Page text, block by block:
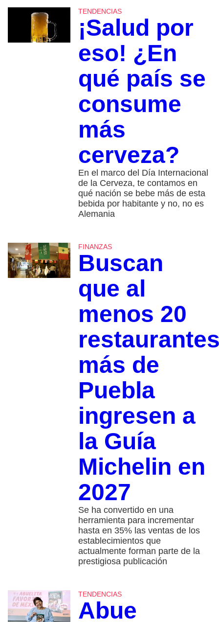
TENDENCIAS
¡Salud por
eso! ¿En
qué país se
consume
más
cerveza?
En el marco del Día Internacional
de la Cerveza, te contamos en
qué nación se bebe más de esta
bebida por habitante y no, no es
Alemania
FINANZAS
Buscan
que al
menos 20
más de
Puebla
ingresen a
la Guía
Michelin en
2027
Se ha convertido en una
herramienta para incrementar
hasta en 35% las ventas de los
establecimientos que
actualmente forman parte de la
prestigiosa publicación
TENDENCIAS
Abue